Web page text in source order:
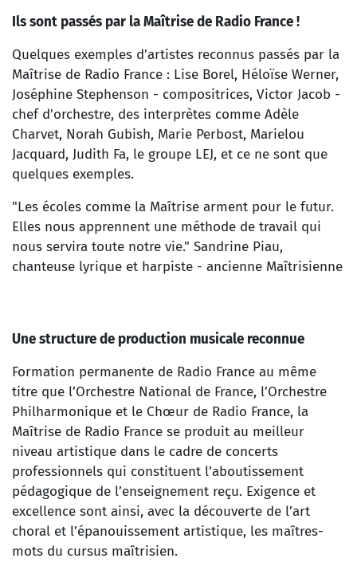
Ils sont passés par la Maîtrise de Radio France !
Quelques exemples d'artistes reconnus passés par la
Maîtrise de Radio France : Lise Borel, Héloïse Werner,
Joséphine Stephenson - compositrices, Victor Jacob -
chef d'orchestre, des interprètes comme Adèle
Charvet, Norah Gubish, Marie Perbost, Marielou
Jacquard, Judith Fa, le groupe LEJ, et ce ne sont que
quelques exemples.
"Les écoles comme la Maîtrise arment pour le futur.
Elles nous apprennent une méthode de travail qui
nous servira toute notre vie." Sandrine Piau,
chanteuse lyrique et harpiste - ancienne Maîtrisienne
Une structure de production musicale reconnue
Formation permanente de Radio France au même
titre que l’Orchestre National de France, l’Orchestre
Philharmonique et le Chœur de Radio France, la
Maîtrise de Radio France se produit au meilleur
niveau artistique dans le cadre de concerts
professionnels qui constituent l’aboutissement
pédagogique de l’enseignement reçu. Exigence et
excellence sont ainsi, avec la découverte de l’art
choral et l’épanouissement artistique, les maîtres-
mots du cursus maîtrisien.